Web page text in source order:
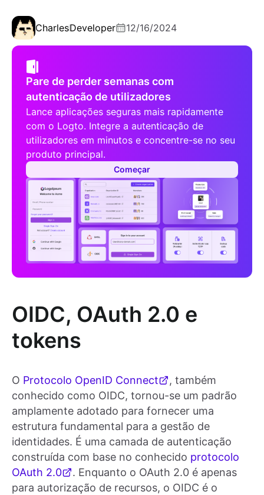
CharlesDeveloper 12/16/2024
Pare de perder semanas com
autenticação de utilizadores
Lance aplicações seguras mais rapidamente
com o Logto. Integre a autenticação de
utilizadores em minutos e concentre-se no seu
produto principal.
Começar
OIDC, OAuth 2.0 e
tokens
O Protocolo OpenID Connect
, também
conhecido como OIDC, tornou-se um padrão
amplamente adotado para fornecer uma
estrutura fundamental para a gestão de
identidades. É uma camada de autenticação
construída com base no conhecido protocolo
OAuth 2.0
. Enquanto o OAuth 2.0 é apenas
para autorização de recursos, o OIDC é o